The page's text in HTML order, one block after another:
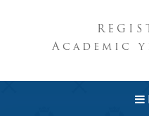
Academic